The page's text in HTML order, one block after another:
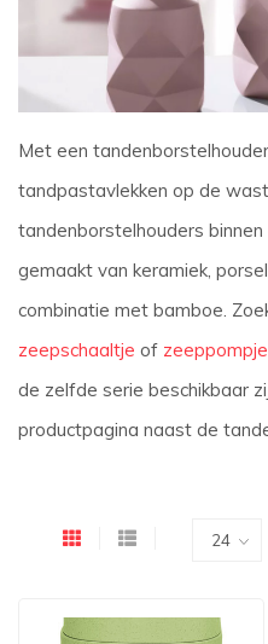
Met een
tandpastavlekken op de
tandenborstelhouders
gemaakt van keramiek,
combinatie met bamboe.
zeepschaaltje of zeeppompje
de zelfde serie beschikbaar
productpagina naast de